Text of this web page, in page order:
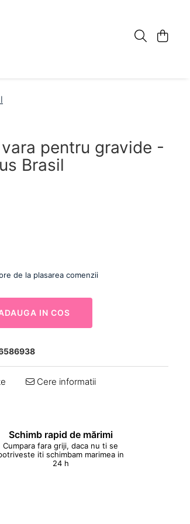
pentru gravide -
Brasil
de la plasarea comenzii
IN COS
Cere informatii
Schimb rapid de mărimi
Cumpara fara griji, daca nu ti se
iti schimbam marimea in
24 h